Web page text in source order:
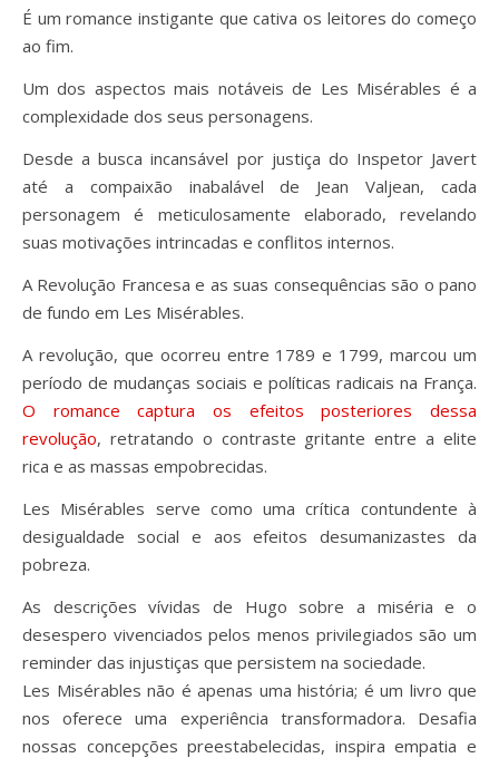
É um romance instigante que cativa os leitores do começo
ao fim.
Um dos aspectos mais notáveis de Les Misérables é a
complexidade dos seus personagens.
Desde a busca incansável por justiça do Inspetor Javert
até a compaixão inabalável de Jean Valjean, cada
personagem é meticulosamente elaborado, revelando
suas motivações intrincadas e conflitos internos.
A Revolução Francesa e as suas consequências são o pano
de fundo em Les Misérables.
A revolução, que ocorreu entre 1789 e 1799, marcou um
período de mudanças sociais e políticas radicais na França.
O romance captura os efeitos posteriores dessa
revolução, retratando o contraste gritante entre a elite
rica e as massas empobrecidas.
Les Misérables serve como uma crítica contundente à
desigualdade social e aos efeitos desumanizastes da
pobreza.
As descrições vívidas de Hugo sobre a miséria e o
desespero vivenciados pelos menos privilegiados são um
reminder das injustiças que persistem na sociedade.
Les Misérables não é apenas uma história; é um livro que
nos oferece uma experiência transformadora. Desafia
nossas concepções preestabelecidas, inspira empatia e